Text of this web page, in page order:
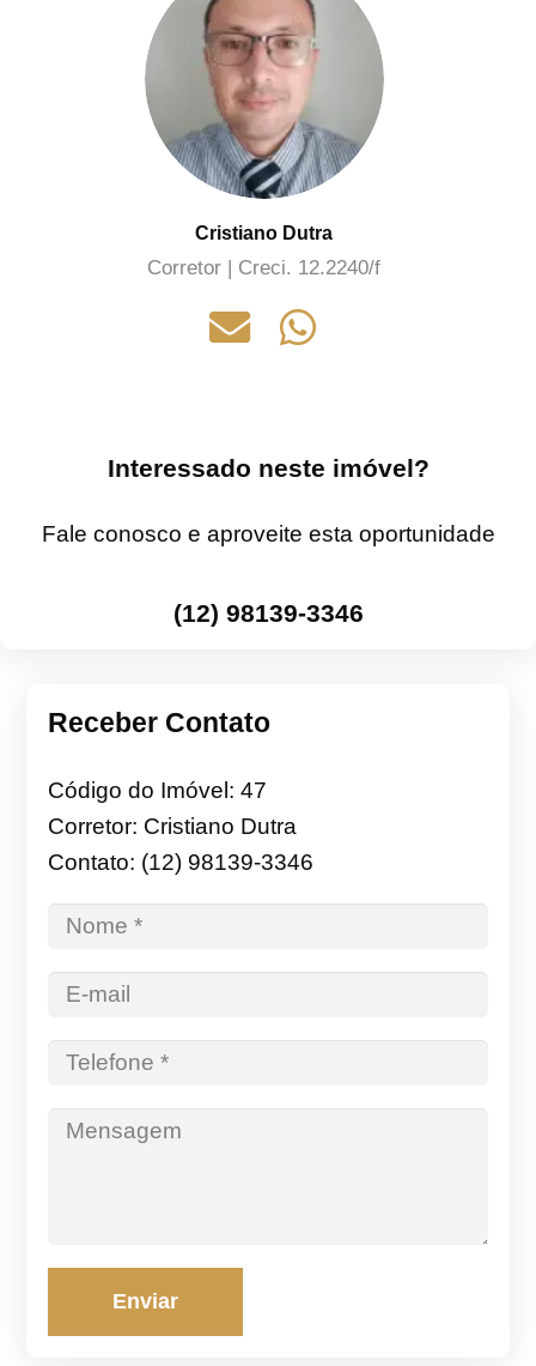
Cristiano Dutra
Corretor | Creci. 12.2240/f
Interessado neste imóvel?
Fale conosco e aproveite esta oportunidade
(12) 98139-3346
Receber Contato
Código do Imóvel: 47
Corretor: Cristiano Dutra
Contato: (12) 98139-3346
Enviar